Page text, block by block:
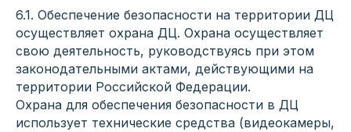
6.1. Обеспечение безопасности на территории ДЦ
осуществляет охрана ДЦ. Охрана осуществляет
свою деятельность, руководствуясь при этом
законодательными актами, действующими на
территории Российской Федерации.
Охрана для обеспечения безопасности в ДЦ
использует технические средства (видеокамеры,